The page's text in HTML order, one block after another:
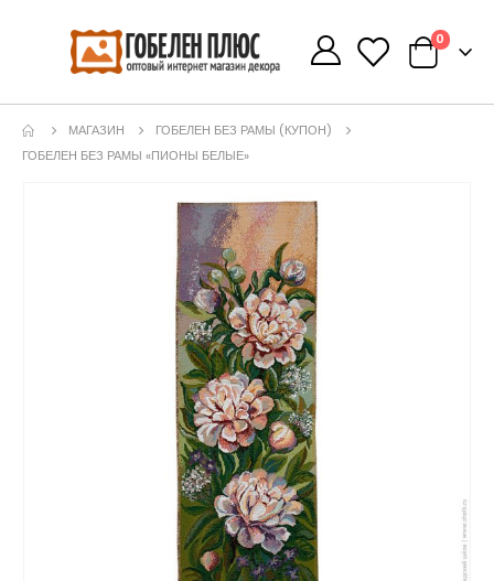
0 0
МАГАЗИН
ГОБЕЛЕН БЕЗ РАМЫ (КУПОН)
ГОБЕЛЕН БЕЗ РАМЫ «ПИОНЫ БЕЛЫЕ»